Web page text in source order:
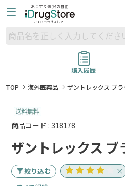
購入履歴
TOP
海外医薬品 ザントレックス ブラ
商品コード : 318178
ザントレックス ブ
絞り込む